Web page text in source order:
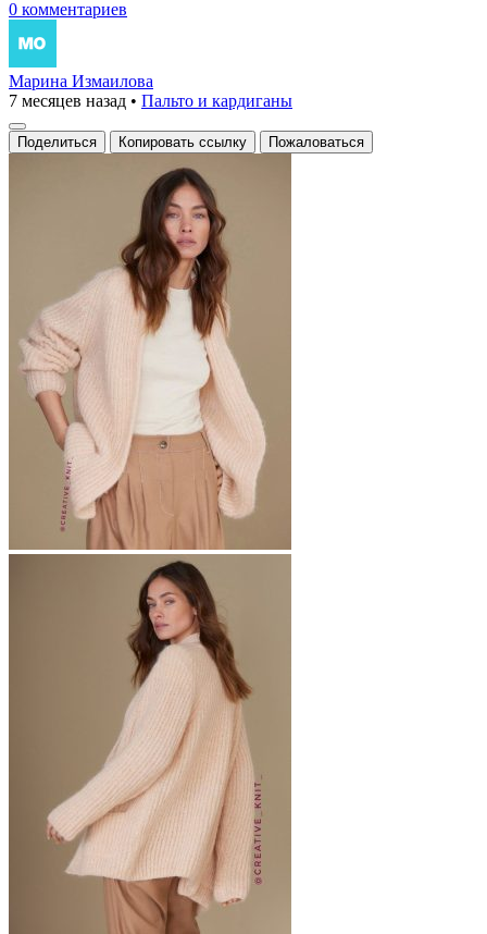
0 комментариев
Марина Измаилова
7 месяцев назад • Пальто и кардиганы
Поделиться Копировать ссылку Пожаловаться